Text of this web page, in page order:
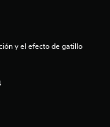
y el efecto de gatillo